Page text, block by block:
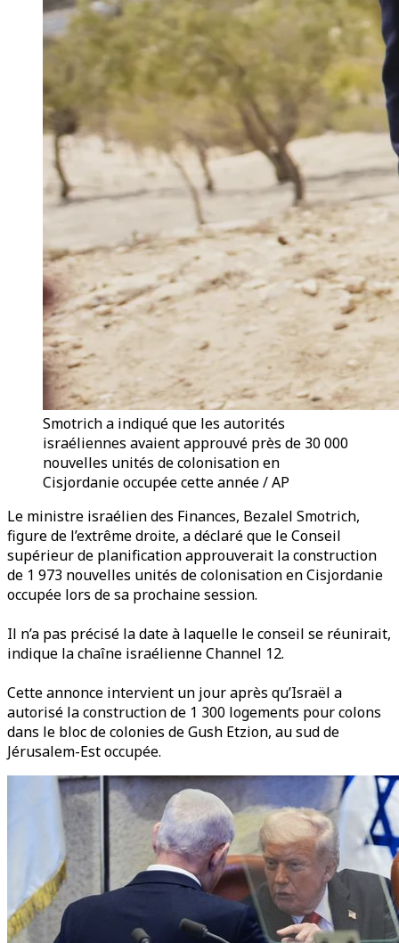
Smotrich a indiqué que les autorités
israéliennes avaient approuvé près de 30 000
nouvelles unités de colonisation en
Cisjordanie occupée cette année / AP
Le ministre israélien des Finances, Bezalel Smotrich,
figure de l’extrême droite, a déclaré que le Conseil
supérieur de planification approuverait la construction
de 1 973 nouvelles unités de colonisation en Cisjordanie
occupée lors de sa prochaine session.
Il n’a pas précisé la date à laquelle le conseil se réunirait,
indique la chaîne israélienne Channel 12.
Cette annonce intervient un jour après qu’Israël a
autorisé la construction de 1 300 logements pour colons
dans le bloc de colonies de Gush Etzion, au sud de
Jérusalem-Est occupée.